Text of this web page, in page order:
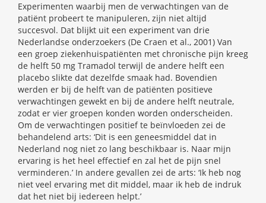
Experimenten waarbij men de verwachtingen van de
patiënt probeert te manipuleren, zijn niet altijd
succesvol. Dat blijkt uit een experiment van drie
Nederlandse onderzoekers (De Craen et al., 2001) Van
een groep ziekenhuispatiënten met chronische pijn kreeg
de helft 50 mg Tramadol terwijl de andere helft een
placebo slikte dat dezelfde smaak had. Bovendien
werden er bij de helft van de patiënten positieve
verwachtingen gewekt en bij de andere helft neutrale,
zodat er vier groepen konden worden onderscheiden.
Om de verwachtingen positief te beïnvloeden zei de
behandelend arts: ‘Dit is een geneesmiddel dat in
Nederland nog niet zo lang beschikbaar is. Naar mijn
ervaring is het heel effectief en zal het de pijn snel
verminderen.’ In andere gevallen zei de arts: ‘Ik heb nog
niet veel ervaring met dit middel, maar ik heb de indruk
dat het niet bij iedereen helpt.’